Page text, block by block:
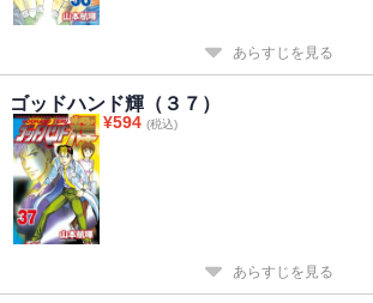
あらすじを見る
ゴッドハンド輝（３７）
¥594 (税込)
あらすじを見る